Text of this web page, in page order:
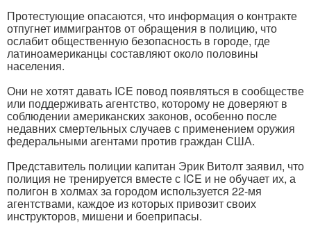
Протестующие опасаются, что информация о контракте
отпугнет иммигрантов от обращения в полицию, что
ослабит общественную безопасность в городе, где
латиноамериканцы составляют около половины
населения.
Они не хотят давать ICE повод появляться в сообществе
или поддерживать агентство, которому не доверяют в
соблюдении американских законов, особенно после
недавних смертельных случаев с применением оружия
федеральными агентами против граждан США.
Представитель полиции капитан Эрик Витолт заявил, что
полиция не тренируется вместе с ICE и не обучает их, а
полигон в холмах за городом используется 22-мя
агентствами, каждое из которых привозит своих
инструкторов, мишени и боеприпасы.